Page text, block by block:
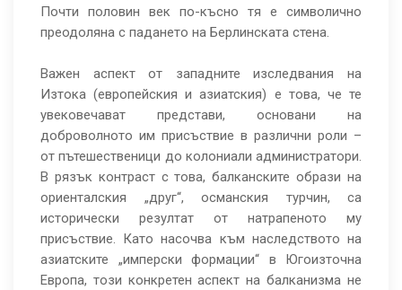
Почти половин век по-късно тя е символично
преодоляна с падането на Берлинската стена.
Важен аспект от западните изследвания на
Изтока (европейския и азиатския) е това, че те
увековечават представи, основани на
доброволното им присъствие в различни роли –
от пътешественици до колониали администратори.
В рязък контраст с това, балканските образи на
ориенталския „друг“, османския турчин, са
исторически резултат от натрапеното му
присъствие. Като насочва към наследството на
азиатските „имперски формации“ в Югоизточна
Европа, този конкретен аспект на балканизма не